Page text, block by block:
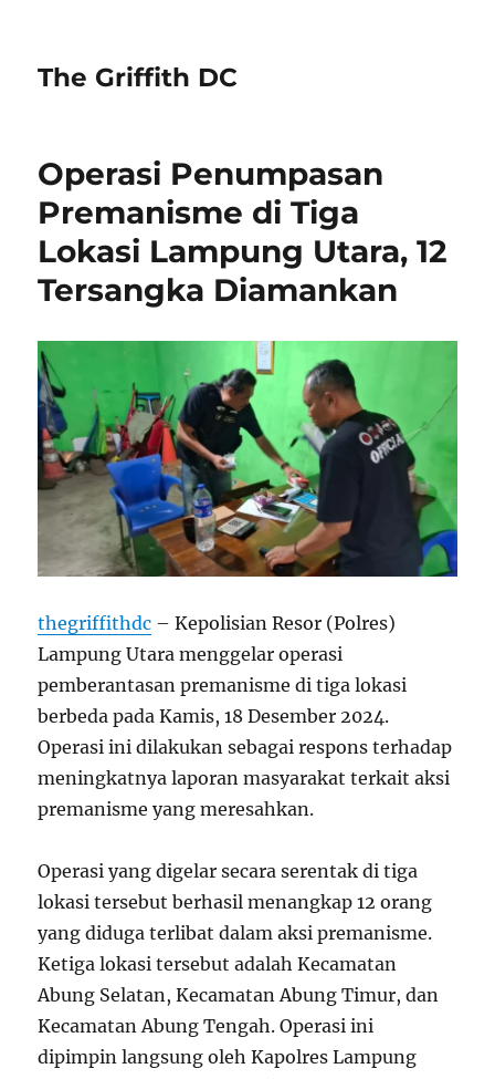
The Griffith DC
Operasi Penumpasan
Premanisme di Tiga
Lokasi Lampung Utara, 12
Tersangka Diamankan
thegriffithdc – Kepolisian Resor (Polres)
Lampung Utara menggelar operasi
pemberantasan premanisme di tiga lokasi
berbeda pada Kamis, 18 Desember 2024.
Operasi ini dilakukan sebagai respons terhadap
meningkatnya laporan masyarakat terkait aksi
premanisme yang meresahkan.
Operasi yang digelar secara serentak di tiga
lokasi tersebut berhasil menangkap 12 orang
yang diduga terlibat dalam aksi premanisme.
Ketiga lokasi tersebut adalah Kecamatan
Abung Selatan, Kecamatan Abung Timur, dan
Kecamatan Abung Tengah. Operasi ini
dipimpin langsung oleh Kapolres Lampung